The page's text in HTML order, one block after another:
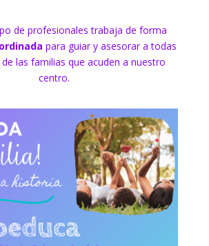
de profesionales trabaja de forma
para guiar y asesorar a todas
las familias que acuden a nuestro
centro.